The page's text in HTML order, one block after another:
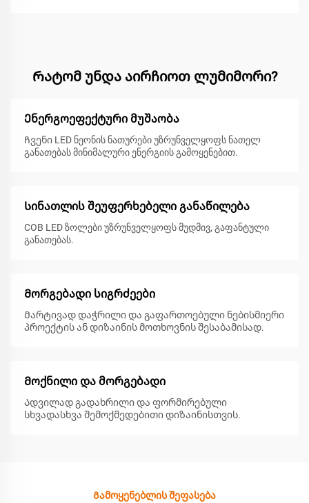
Რატომ უნდა აირჩიოთ ლუმიმორი?
Ენერგოეფექტური მუშაობა
Ჩვენი LED ნეონის ნათურები უზრუნველყოფს ნათელ
განათებას მინიმალური ენერგიის გამოყენებით.
Სინათლის შეუფერხებელი განაწილება
COB LED ზოლები უზრუნველყოფს მუდმივ, გაფანტული
განათებას.
Მორგებადი სიგრძეები
Მარტივად დაჭრილი და გაფართოებული ნებისმიერი
პროექტის ან დიზაინის მოთხოვნის შესაბამისად.
Მოქნილი და მორგებადი
Ადვილად გადახრილი და ფორმირებული
სხვადასხვა შემოქმედებითი დიზაინისთვის.
Გამოყენებლის შეფასება